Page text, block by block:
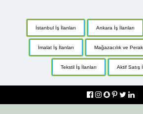
İstanbul İş İlanları Ankara İş İlanları
İmalat İş İlanları Mağazacılık ve
Tekstil İş İlanları Aktif Satış